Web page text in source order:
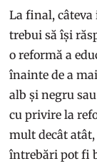
La final,
trebui să își
o reformă a
înainte de a
alb și negru
cu privire la
mult decât
întrebări pot fi